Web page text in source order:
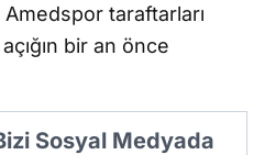
Amedspor taraftarları
bir an önce
Sosyal Medyada